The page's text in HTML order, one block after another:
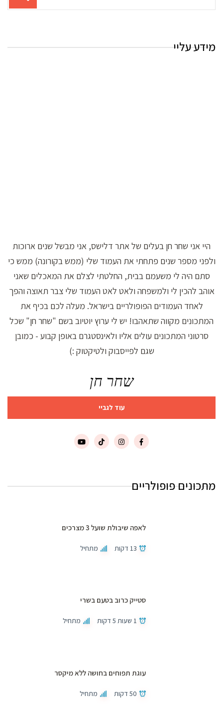
מידע עליי
היי אני שחר חן בעלים של אתר דלישס, אני מבשל שנים ארוכות
ולפני מספר שנים פתחתי את העמוד שלי (ממש בקורונה) ממש כי
סתם היה לי משעמם בבית, החלטתי לצלם את המאכלים שאני
אוהב להכין לי ולמשפחה ולאט לאט העמוד שלי צבר תאוצה והפך
לאחד העמודים הפופולריים בישראל. מעלה לכם בכיף את
המתכונים מקווה שתאהבו! יש לי ערוץ יוטיוב בשם "שחר חן" שכל
סרטוני המתכונים עולים אליו ולאינסטגרם באופן קבוע - כמובן
שגם לפייסבוק ולטיקטוק :)
שחר חן
עוד לגביי
מתכונים פופולריים
לאפה שיבולת שועל 3 מצרכים
13 דקות מתחיל
סטייק כרוב בטעם בשרי
1 שעות 5 דקות מתחיל
עוגת תפוחים בחושה ללא מיקסר
50 דקות מתחיל